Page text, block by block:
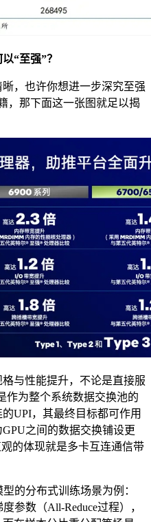
“至强”？
，也许你想进一步深究至强
，那下面这一张图就足以揭
与性能提升，不论是直接服
作为整个系统数据交换池的
UPI，其最终目标都可作用
之间的数据交换铺设更
的体现就是多卡互连通信带
的分布式训练场景为例：
参数（All-Reduce过程），